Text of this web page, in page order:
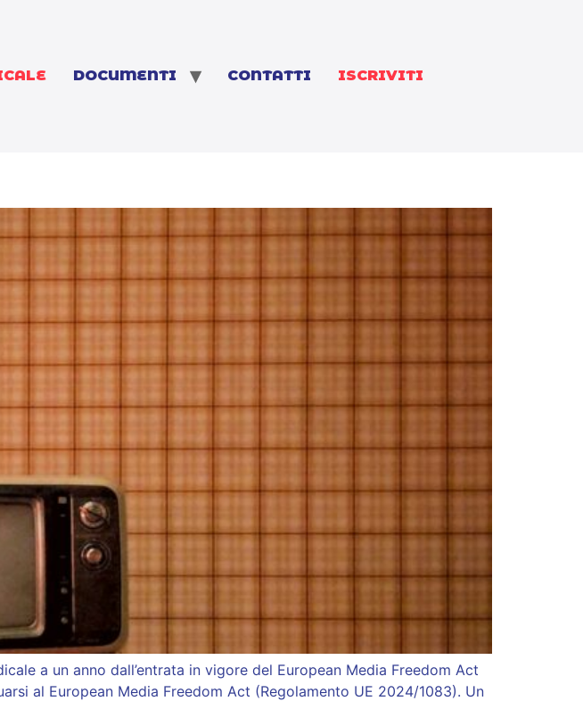
DOCUMENTI CONTATTI ISCRIVITI
a un anno dall’entrata in vigore del European Media Freedom Act
al European Media Freedom Act (Regolamento UE 2024/1083). Un